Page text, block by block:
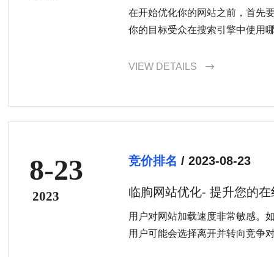
在开始优化你的网站之前，首先
你的目标受众在搜索引擎中使用
究工具，你可以找到高度相关且
VIEW DETAILS 
8-23
2023
竞价排名/ 2023-08-23
临朐网站优化- 提升您的
用户对网站加载速度非常敏感。
用户可能会选择离开并转向竞争